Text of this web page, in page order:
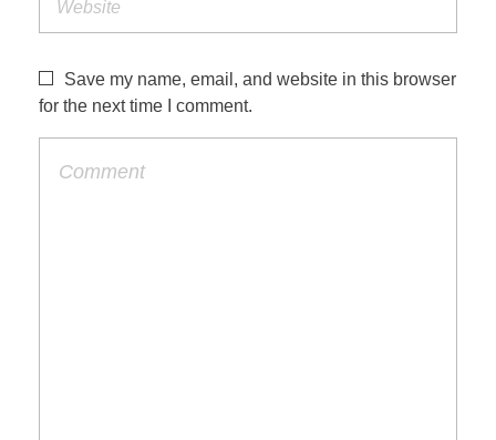
Save my name, email, and website in this browser
for the next time I comment.